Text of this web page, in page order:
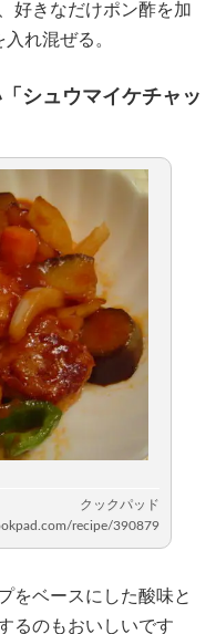
好きなだけポン酢を加
れ混ぜる。
シュウマイケチャッ
をベースにした酸味と
るのもおいしいです